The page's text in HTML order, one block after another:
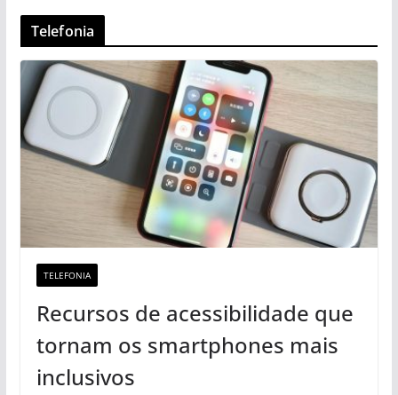
Telefonia
TELEFONIA
Recursos de acessibilidade que
tornam os smartphones mais
inclusivos